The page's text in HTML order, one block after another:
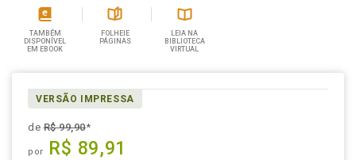
TAMBÉM
DISPONÍVEL
EM EBOOK
FOLHEIE
PÁGINAS
LEIA NA
BIBLIOTECA
VIRTUAL
VERSÃO IMPRESSA
deR$ 99,90*
por R$ 89,91